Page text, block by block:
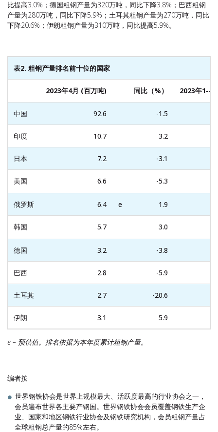
比提高3.0%；德国粗钢产量为320万吨，同比下降3.8%；巴西粗钢
产量为280万吨，同比下降5.9%；土耳其粗钢产量为270万吨，同比
下降20.6%；伊朗粗钢产量为310万吨，同比提高5.9%。
表2. 粗钢产量排名前十位的国家
2023年4月 (百万吨) 同比（%） 2023年1-4
中国 92.6 -1.5
印度 10.7 3.2
日本 7.2 -3.1
美国 6.6 -5.3
俄罗斯 6.4 e 1.9
韩国 5.7 3.0
德国 3.2 -3.8
巴西 2.8 -5.9
土耳其 2.7 -20.6
伊朗 3.1 5.9
e – 预估值。排名依据为本年度累计粗钢产量。
编者按
世界钢铁协会是世界上规模最大、活跃度最高的行业协会之一，
会员遍布世界各主要产钢国。世界钢铁协会会员覆盖钢铁生产企
业、国家和地区钢铁行业协会及钢铁研究机构，会员粗钢产量占
全球粗钢总产量的85%左右。